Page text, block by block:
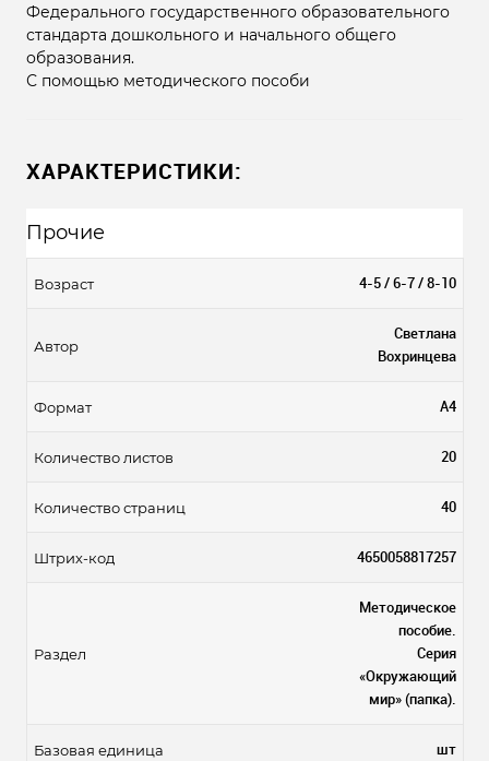
Федерального государственного образовательного
стандарта дошкольного и начального общего
образования.
С помощью методического пособи
ХАРАКТЕРИСТИКИ:
Прочие
Возраст 4-5 / 6-7 / 8-10
Автор
Светлана
Вохринцева
Формат А4
Количество листов 20
Количество страниц 40
Штрих-код 4650058817257
Раздел
Методическое
пособие.
Серия
«Окружающий
мир» (папка).
Базовая единица шт